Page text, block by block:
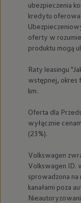
Golf
ubezpieczenia
kredytu
oferty w
produktu mogą
Raty leasingu
wstępnej, okres
km.
Oferta dla
wyłącznie
(23%).
Volkswagen
Volkswagen ID.
sprowadzona
kanałami poza